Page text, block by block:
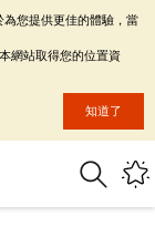
您提供更佳的體驗，當
網站取得您的位置資
知道了